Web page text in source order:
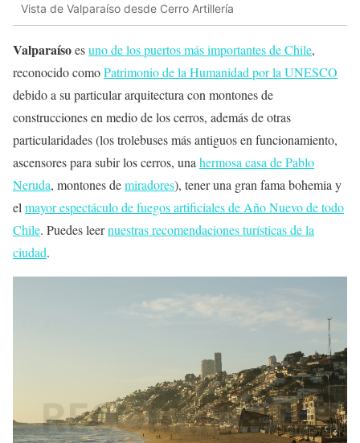
Vista de Valparaíso desde Cerro Artillería
Valparaísoesuno de los puertos más importantes de Chile,
reconocido comoPatrimonio de la Humanidad por la UNESCO
debido a su particular arquitectura con montones de
construcciones en medio de los cerros, además de otras
particularidades (los trolebuses más antiguos en funcionamiento,
ascensores para subir los cerros, unahermosa casa de Pablo
Neruda, montones demiradores), tener una gran fama bohemia y
elmayor espectáculo de fuegos artificiales de Año Nuevo de todo
Chile. Puedes leernuestras recomendaciones turísticas de la
ciudad.